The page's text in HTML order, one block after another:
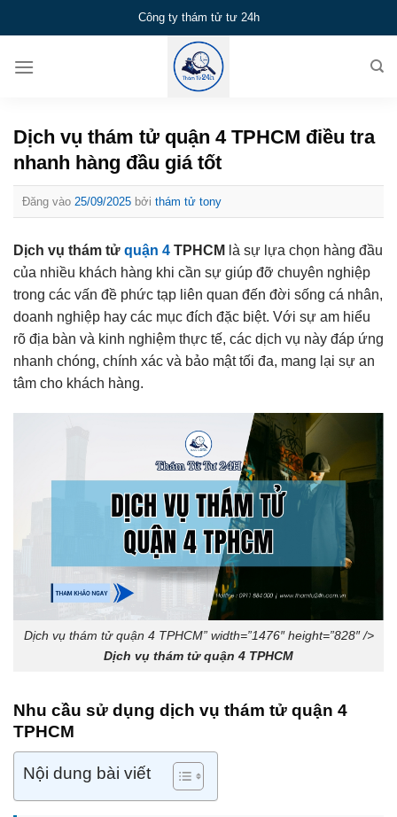
qua
dung
Công ty thám tử tư 24h
Dịch vụ thám tử quận 4 TPHCM điều tra
nhanh hàng đầu giá tốt
Đăng vào 25/09/2025 bởi thám tử tony
Dịch vụ thám tử quận 4 TPHCM là sự lựa chọn hàng đầu
của nhiều khách hàng khi cần sự giúp đỡ chuyên nghiệp
trong các vấn đề phức tạp liên quan đến đời sống cá nhân,
doanh nghiệp hay các mục đích đặc biệt. Với sự am hiểu
rõ địa bàn và kinh nghiệm thực tế, các dịch vụ này đáp ứng
nhanh chóng, chính xác và bảo mật tối đa, mang lại sự an
tâm cho khách hàng.
Dịch vụ thám tử quận 4 TPHCM” width=”1476″ height=”828″ />
Dịch vụ thám tử quận 4 TPHCM
Nhu cầu sử dụng dịch vụ thám tử quận 4
TPHCM
Nội dung bài viết